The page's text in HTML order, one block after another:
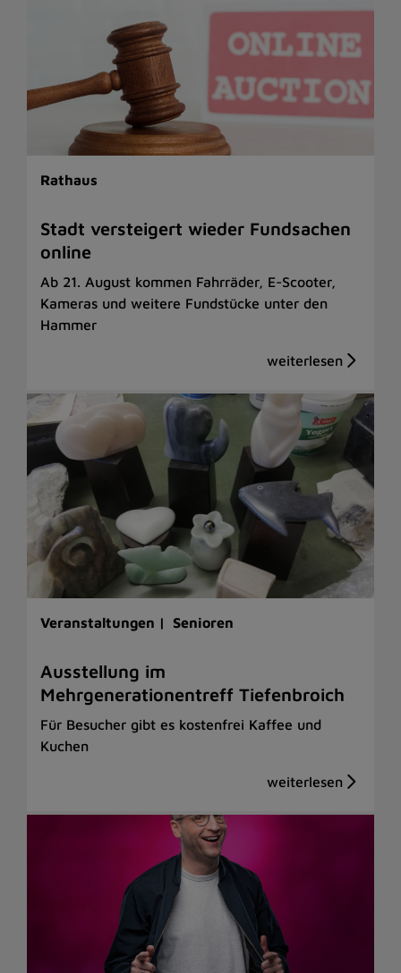
Rathaus
Stadt versteigert wieder Fundsachen
online
Ab 21. August kommen Fahrräder, E-Scooter,
Kameras und weitere Fundstücke unter den
Hammer
Veranstaltungen | Senioren
Ausstellung im
Mehrgenerationentreff Tiefenbroich
Für Besucher gibt es kostenfrei Kaffee und
Kuchen